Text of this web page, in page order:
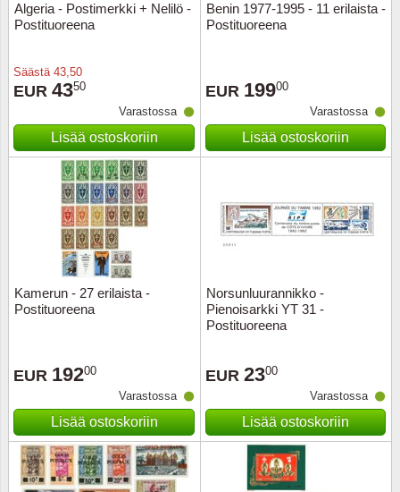
Algeria - Postimerkki + Nelilö -
Postituoreena
Säästä 43,50
EUR 4350
Varastossa
Lisää ostoskoriin
Benin 1977-1995 - 11 erilaista -
Postituoreena
EUR 19900
Varastossa
Lisää ostoskoriin
Kamerun - 27 erilaista -
Postituoreena
EUR 19200
Varastossa
Lisää ostoskoriin
Norsunluurannikko -
Pienoisarkki YT 31 -
Postituoreena
EUR 2300
Varastossa
Lisää ostoskoriin
Musiiki
Itä-
Itävalta
Japani
Kreikka